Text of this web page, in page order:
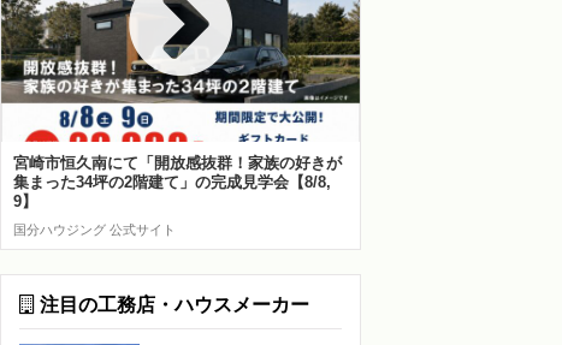
宮崎市恒久南にて「開放感抜群！家族の好きが
集まった34坪の2階建て」の完成見学会【8/8,
9】
国分ハウジング 公式サイト
注目の工務店・ハウスメーカー